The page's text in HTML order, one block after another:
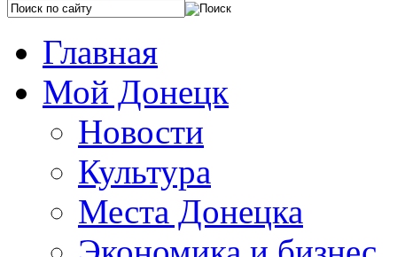
Главная
Мой Донецк
Новости
Культура
Места Донецка